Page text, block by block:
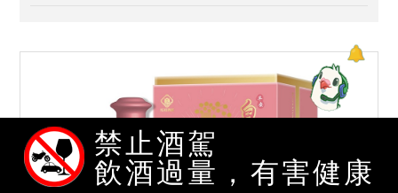
禁止酒駕
飲酒過量，有害健康